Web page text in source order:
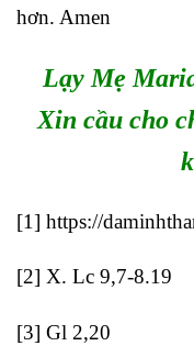
hơn. Amen
Lạy Mẹ
Xin cầu cho
[1] https://
[2] X. Lc 9,7-8.19
[3] Gl 2,20